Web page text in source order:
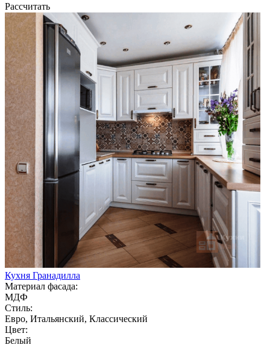
Рассчитать
Кухня Гранадилла
Материал фасада:
МДФ
Стиль:
Евро, Итальянский, Классический
Цвет:
Белый